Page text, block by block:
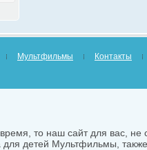
Мультфильмы Контакты
то наш сайт для вас,
детей Мультфильмы,